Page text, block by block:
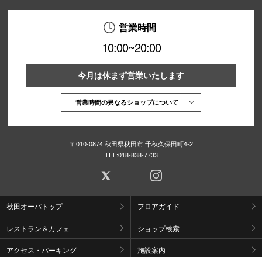
営業時間
10:00~20:00
今月は休まず営業いたします
営業時間の異なるショップについて
〒010-0874 秋田県秋田市 千秋久保田町4-2
TEL:018-838-7733
秋田オーパトップ フロアガイド
レストラン＆カフェ ショップ検索
アクセス・パーキング 施設案内